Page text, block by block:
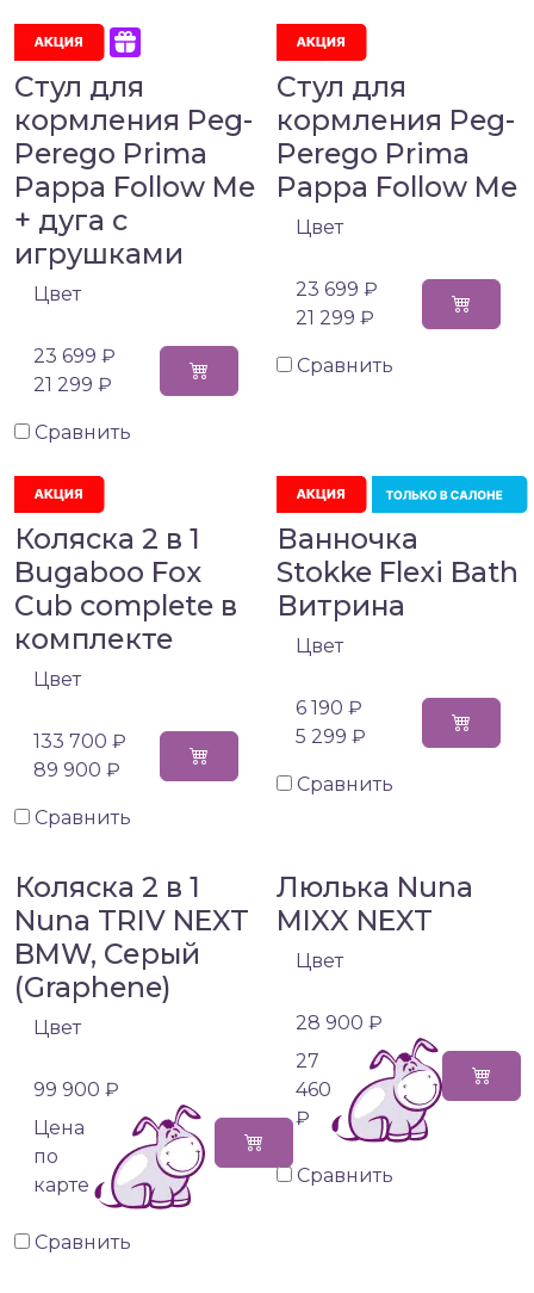
Стул для
кормления Peg-
Perego Prima
Pappa Follow Me
+ дуга с
игрушками
Цвет
23 699 ₽
21 299 ₽
Сравнить
Стул для
кормления Peg-
Perego Prima
Pappa Follow Me
Цвет
23 699 ₽
21 299 ₽
Сравнить
Коляска 2 в 1
Bugaboo Fox
Cub complete в
комплекте
Цвет
133 700 ₽
89 900 ₽
Сравнить
Ванночка
Stokke Flexi Bath
Витрина
Цвет
6 190 ₽
5 299 ₽
Сравнить
Коляска 2 в 1
Nuna TRIV NEXT
BMW, Серый
(Graphene)
Цвет
99 900 ₽
Цена
по
карте
Сравнить
Люлька Nuna
MIXX NEXT
Цвет
28 900 ₽
27
460
₽
Сравнить